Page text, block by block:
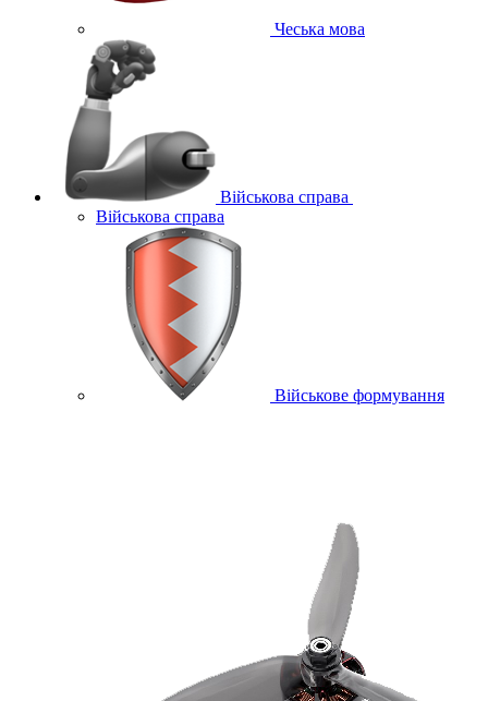
Чеська мова
Військова справа
Військова справа
Військове формування